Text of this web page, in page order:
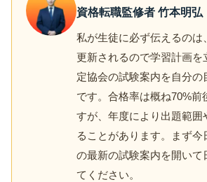
資格転職監修者 竹本明弘
私が生徒に必ず伝えるのは
更新されるので学習計画を
定協会の試験案内を自分の
です。合格率は概ね70%前
すが、年度により出題範囲
ることがあります。まず今
の最新の試験案内を開いて
てください。